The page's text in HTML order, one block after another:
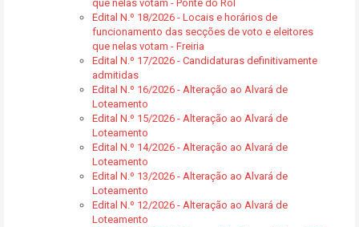
que nelas votam - Ponte do Rol
Edital N.º 18/2026 - Locais e horários de
funcionamento das secções de voto e eleitores
que nelas votam - Freiria
Edital N.º 17/2026 - Candidaturas definitivamente
admitidas
Edital N.º 16/2026 - Alteração ao Alvará de
Loteamento
Edital N.º 15/2026 - Alteração ao Alvará de
Loteamento
Edital N.º 14/2026 - Alteração ao Alvará de
Loteamento
Edital N.º 13/2026 - Alteração ao Alvará de
Loteamento
Edital N.º 12/2026 - Alteração ao Alvará de
Loteamento